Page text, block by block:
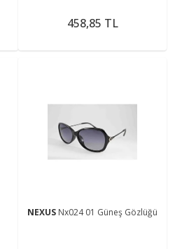
458,85 TL
NEXUS Nx024 01 Güneş Gözlüğü